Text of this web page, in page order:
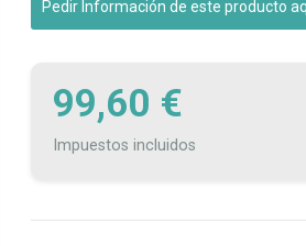
Pedir Información de este producto
99,60 €
Impuestos incluidos